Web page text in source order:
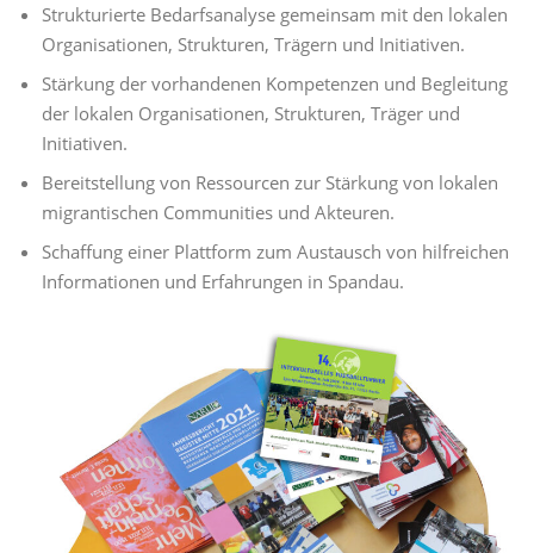
Strukturierte Bedarfsanalyse gemeinsam mit den lokalen
Organisationen, Strukturen, Trägern und Initiativen.
Stärkung der vorhandenen Kompetenzen und Begleitung
der lokalen Organisationen, Strukturen, Träger und
Initiativen.
Bereitstellung von Ressourcen zur Stärkung von lokalen
migrantischen Communities und Akteuren.
Schaffung einer Plattform zum Austausch von hilfreichen
Informationen und Erfahrungen in Spandau.